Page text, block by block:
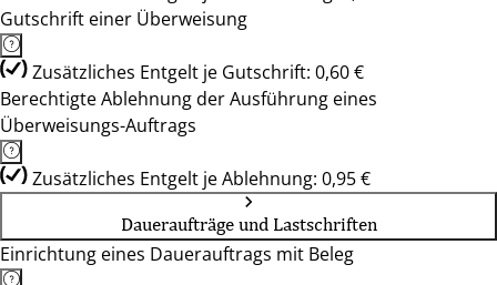
Gutschrift einer Überweisung
Zusätzliches Entgelt je Gutschrift: 0,60 €
Berechtigte Ablehnung der Ausführung eines
Überweisungs-Auftrags
Zusätzliches Entgelt je Ablehnung: 0,95 €
Daueraufträge und Lastschriften
Einrichtung eines Dauerauftrags mit Beleg